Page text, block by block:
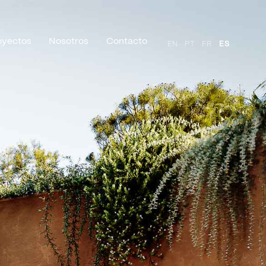
Nosotros Contacto EN PT FR ES